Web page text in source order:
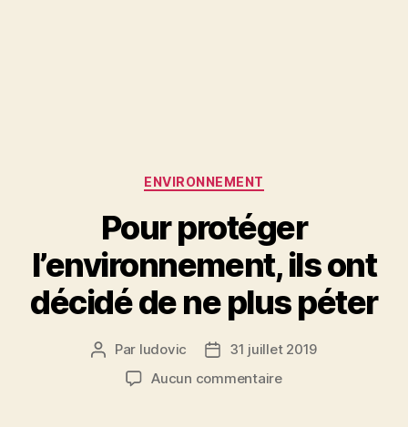
Catégories
ENVIRONNEMENT
Pour protéger
l’environnement, ils ont
décidé de ne plus péter
Auteur
l’article
Par ludovic
Date31 juillet 2019
Aucun commentairesur